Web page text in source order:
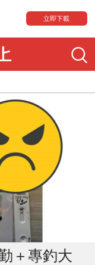
立即下載
＋專釣大